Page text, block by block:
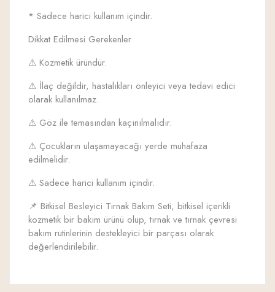
* Sadece harici kullanım içindir.
Dikkat Edilmesi Gerekenler
⚠ Kozmetik üründür.
⚠ İlaç değildir, hastalıkları önleyici veya tedavi edici
olarak kullanılmaz.
⚠ Göz ile temasından kaçınılmalıdır.
⚠ Çocukların ulaşamayacağı yerde muhafaza
edilmelidir.
⚠ Sadece harici kullanım içindir.
📌 Bitkisel Besleyici Tırnak Bakım Seti, bitkisel içerikli
kozmetik bir bakım ürünü olup, tırnak ve tırnak çevresi
bakım rutinlerinin destekleyici bir parçası olarak
değerlendirilebilir.